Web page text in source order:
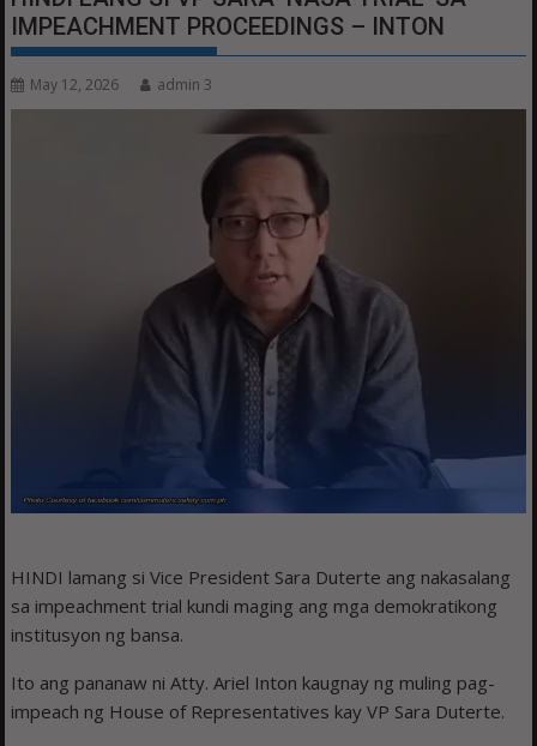
IMPEACHMENT PROCEEDINGS – INTON
May 12, 2026 admin 3
HINDI lamang si Vice President Sara Duterte ang nakasalang
sa impeachment trial kundi maging ang mga demokratikong
institusyon ng bansa.
Ito ang pananaw ni Atty. Ariel Inton kaugnay ng muling pag-
impeach ng House of Representatives kay VP Sara Duterte.